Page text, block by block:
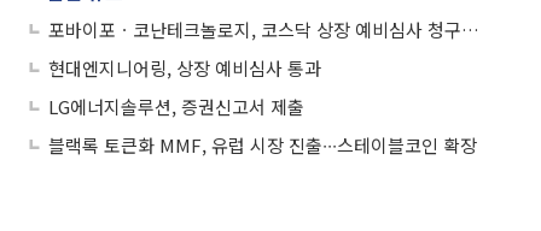
포바이포ㆍ코난테크놀로지, 코스닥 상장 예비심사 청구서 제출
현대엔지니어링, 상장 예비심사 통과
LG에너지솔루션, 증권신고서 제출
블랙록 토큰화 MMF, 유럽 시장 진출∙∙∙스테이블코인 확장